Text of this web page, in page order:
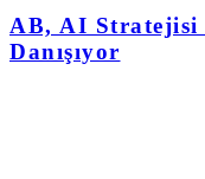
AB, AI
Danışıyor